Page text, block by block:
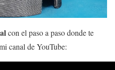
con el paso a paso donde te
canal de YouTube: